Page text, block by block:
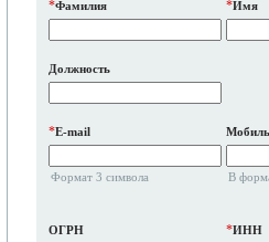
*Фамилия *Имя
Должность
*E-mail
Формат 3 символа В
ОГРН *ИНН